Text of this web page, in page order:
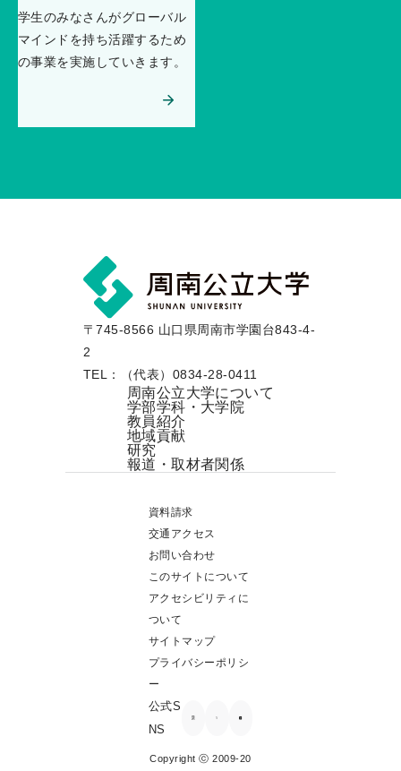
学生のみなさんがグローバル
マインドを持ち活躍するため
の事業を実施していきます。
〒745-8566 山口県周南市学園台843-4-
2
TEL：（代表）0834-28-0411
周南公立大学について
学部学科・大学院
教員紹介
地域貢献
研究
報道・取材者関係
資料請求
交通アクセス
お問い合わせ
このサイトについて
アクセシビリティに
ついて
サイトマップ
プライバシーポリシ
ー
公式S
NS
Copyright ⓒ 2009-20